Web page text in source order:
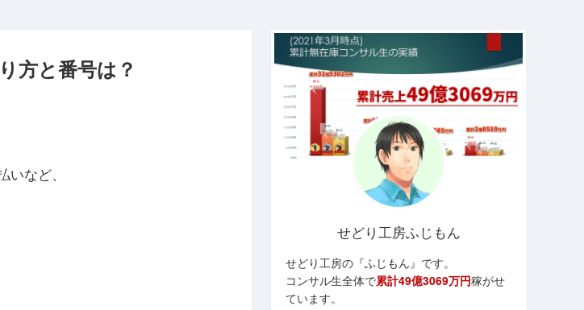
方と番号は？
など、
せどり工房ふじもん
せどり工房の『ふじもん』です。
コンサル生全体で累計49億3069万円稼がせ
ています。